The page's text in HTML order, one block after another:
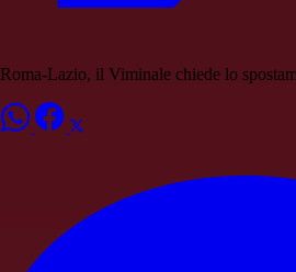
Roma-Lazio, il Viminale chiede lo